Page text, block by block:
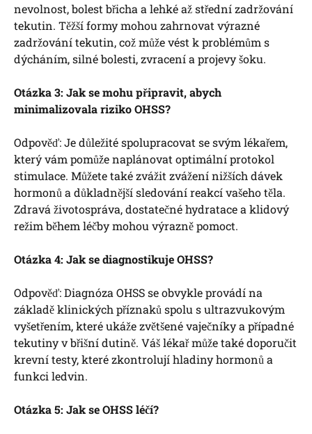
nevolnost, bolest břicha a lehké až střední zadržování
tekutin. Těžší formy mohou zahrnovat výrazné
zadržování tekutin, což může vést k problémům s
dýcháním, silné bolesti, zvracení a projevy šoku.
Otázka 3: Jak se mohu připravit, abych
minimalizovala riziko OHSS?
Odpověď: Je důležité spolupracovat se svým lékařem,
který vám pomůže naplánovat optimální protokol
stimulace. Můžete také zvážit zvážení nižších dávek
hormonů a důkladnější sledování reakcí vašeho těla.
Zdravá životospráva, dostatečné hydratace a klidový
režim během léčby mohou výrazně pomoct.
Otázka 4: Jak se diagnostikuje OHSS?
Odpověď: Diagnóza OHSS se obvykle provádí na
základě klinických příznaků spolu s ultrazvukovým
vyšetřením, které ukáže zvětšené vaječníky a případné
tekutiny v břišní dutině. Váš lékař může také doporučit
krevní testy, které zkontrolují hladiny hormonů a
funkci ledvin.
Otázka 5: Jak se OHSS léčí?